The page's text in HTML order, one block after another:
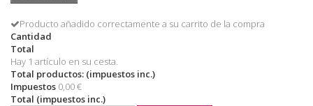
Producto añadido correctamente a su carrito de la compra
Cantidad
Total
Hay 1 artículo en su cesta.
Total productos: (impuestos inc.)
Impuestos 0,00 €
Total (impuestos inc.)